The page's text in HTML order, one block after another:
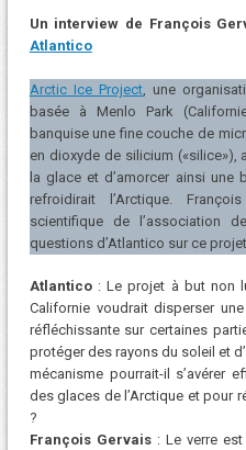
Un interview de François
Atlantico
Arctic Ice Project , une
basée à Menlo Park
banquise une fine couche de
en dioxyde de silicium («silice»),
la glace et d’amorcer ainsi une
refroidirait l’Arctique.
scientifique de l’association
questions d’Atlantico sur ce
Atlantico: Le projet à but non
Californie voudrait disperser
réfléchissante sur certaines
protéger des rayons du soleil et
mécanisme pourrait-il s’avérer
des glaces de l’Arctique et pour
?
François Gervais: Le verre est